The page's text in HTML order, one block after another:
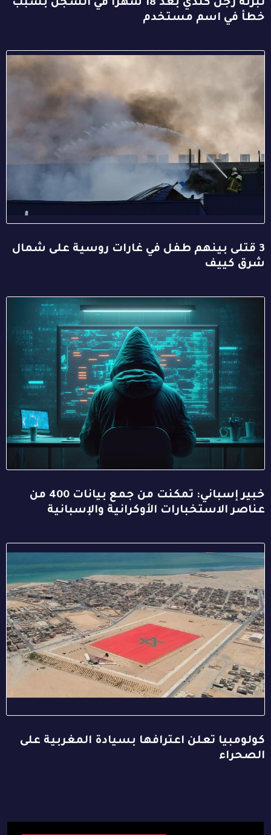
تبرئة رجل كندي بعد 18 شهراً في السجن بسبب
خطأ في اسم مستخدم
3 قتلى بينهم طفل في غارات روسية على شمال
شرق كييف
خبير إسباني: تمكنت من جمع بيانات 400 من
عناصر الاستخبارات الأوكرانية والإسبانية
كولومبيا تعلن اعترافها بسيادة المغربية على
الصحراء